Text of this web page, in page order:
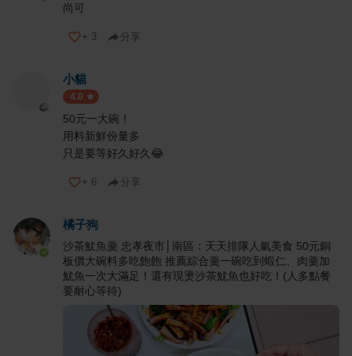
尚可
+ 3 分享
小貓
4.0
50元一大碗！
用料新鮮份量多
只是要等好久好久😂
+ 6 分享
橘子狗
沙茶魷魚羹 忠孝夜市│南區：天天排隊人氣美食 50元銅
板價大碗料多吃飽飽 推薦綜合羹一碗吃到蝦仁、肉羹加
魷魚一次大滿足！還有現燙沙茶魷魚也好吃！(人多點餐
要耐心等待)